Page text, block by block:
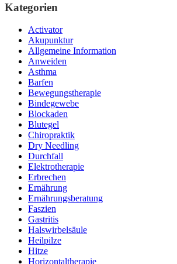
Kategorien
Activator
Akupunktur
Allgemeine Information
Anweiden
Asthma
Barfen
Bewegungstherapie
Bindegewebe
Blockaden
Blutegel
Chiropraktik
Dry Needling
Durchfall
Elektrotherapie
Erbrechen
Ernährung
Ernährungsberatung
Faszien
Gastritis
Halswirbelsäule
Heilpilze
Hitze
Horizontaltherapie